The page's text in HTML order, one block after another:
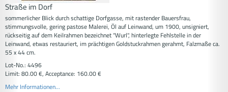
Straße im Dorf
sommerlicher Blick durch schattige Dorfgasse, mit rastender Bauersfrau,
stimmungsvolle, gering pastose Malerei, Öl auf Leinwand, um 1900, unsigniert,
rückseitig auf dem Keilrahmen bezeichnet "Wurl", hinterlegte Fehlstelle in der
Leinwand, etwas restauriert, im prächtigen Goldstuckrahmen gerahmt, Falzmaße ca.
55 x 44 cm.
Lot-No.: 4496
Limit: 80.00 €, Acceptance: 160.00 €
Mehr Informationen...